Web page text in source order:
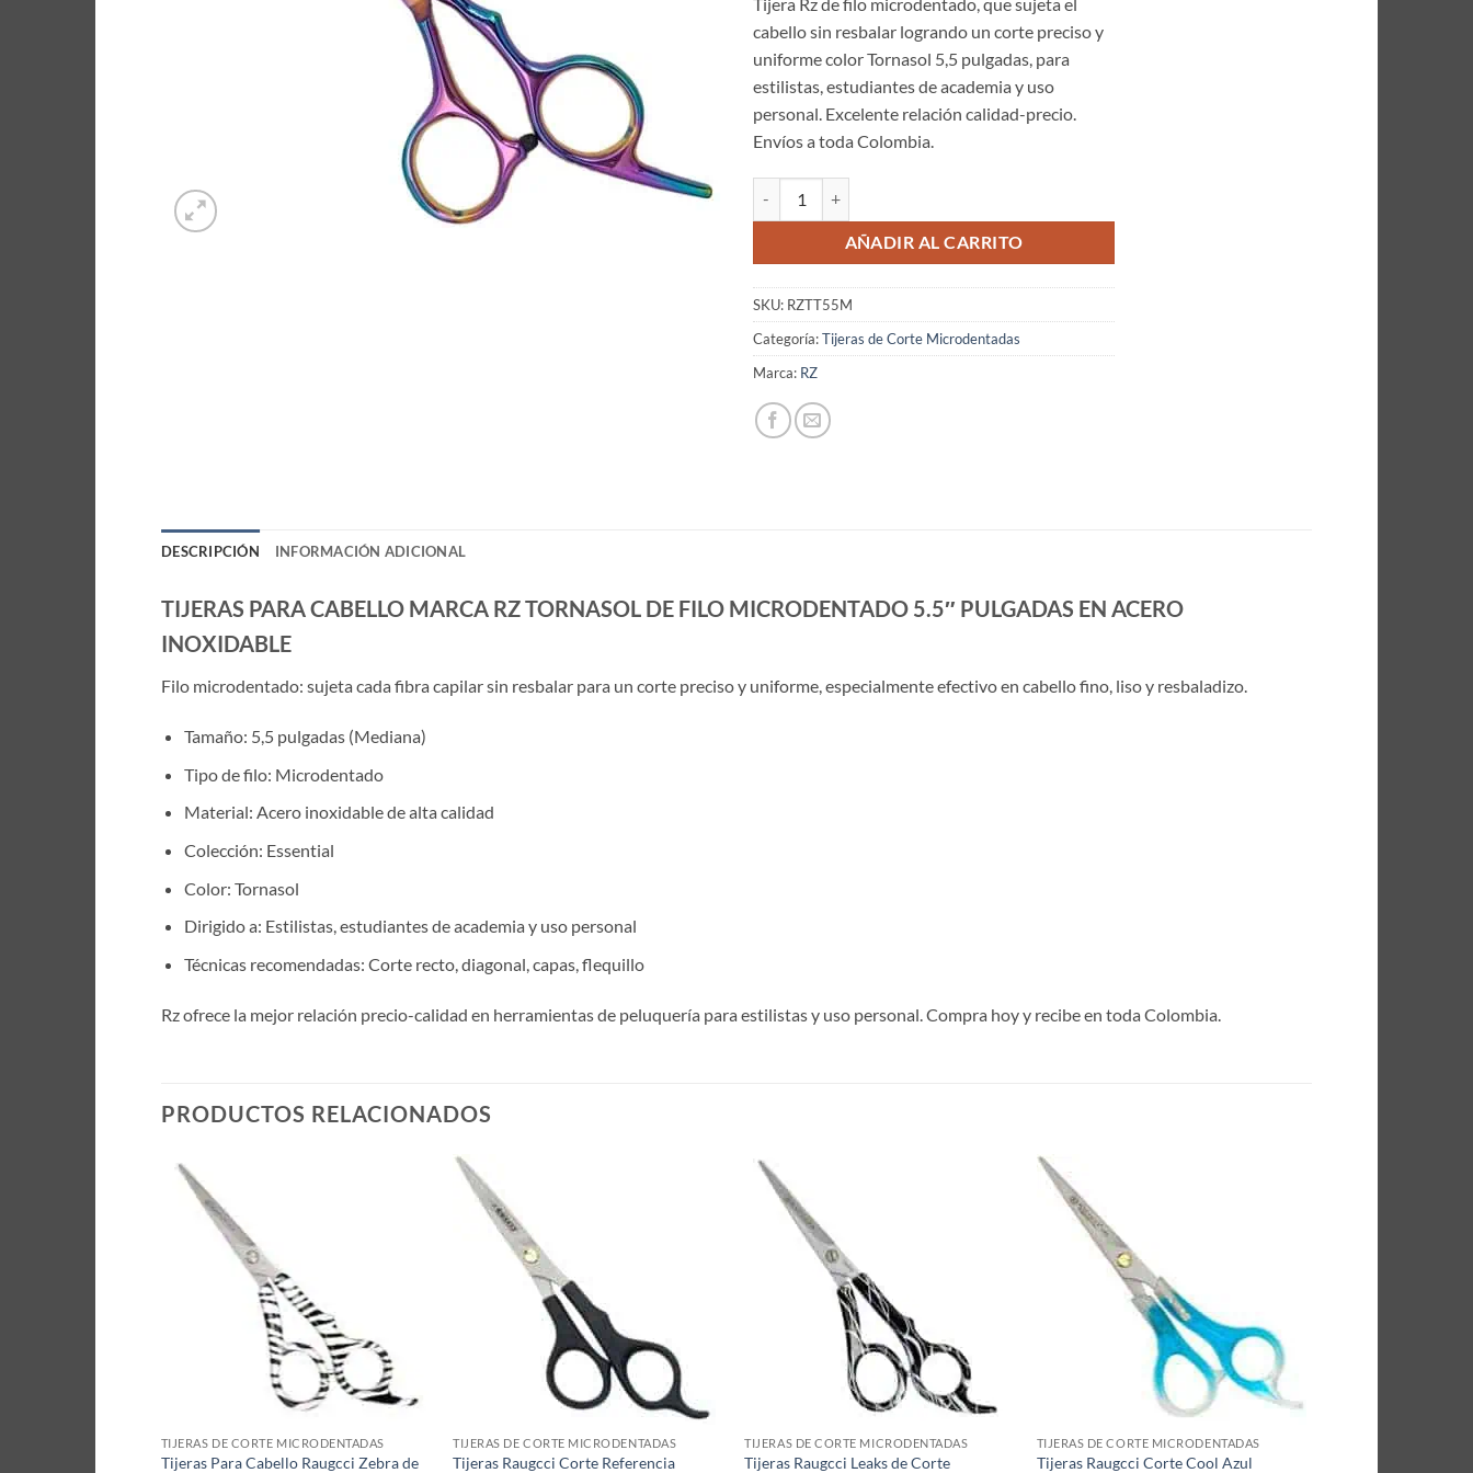
cabello sin resbalar logrando un corte preciso y
uniforme color Tornasol 5,5 pulgadas, para
estilistas, estudiantes de academia y uso
personal. Excelente relación calidad-precio.
Envíos a toda Colombia.
AÑADIR AL CARRITO
SKU: RZTT55M
Categoría:Tijeras de Corte Microdentadas
Marca: RZ
DESCRIPCIÓN INFORMACIÓN ADICIONAL
TIJERAS PARA CABELLO MARCA RZ TORNASOL DE FILO MICRODENTADO 5.5″ PULGADAS EN ACERO
INOXIDABLE
Filo microdentado: sujeta cada fibra capilar sin resbalar para un corte preciso y uniforme, especialmente efectivo en cabello fino, liso y resbaladizo.
Tamaño: 5,5 pulgadas (Mediana)
Tipo de filo: Microdentado
Material: Acero inoxidable de alta calidad
Colección: Essential
Color: Tornasol
Dirigido a: Estilistas, estudiantes de academia y uso personal
Técnicas recomendadas: Corte recto, diagonal, capas, flequillo
Rz ofrece la mejor relación precio-calidad en herramientas de peluquería para estilistas y uso personal. Compra hoy y recibe en toda Colombia.
PRODUCTOS RELACIONADOS
TIJERAS DE CORTE MICRODENTADAS
Tijeras Para Cabello Raugcci Zebra de
TIJERAS DE CORTE MICRODENTADAS
Tijeras Raugcci Corte Referencia
TIJERAS DE CORTE MICRODENTADAS
Tijeras Raugcci Leaks de Corte
TIJERAS DE CORTE MICRODENTADAS
Tijeras Raugcci Corte Cool Azul